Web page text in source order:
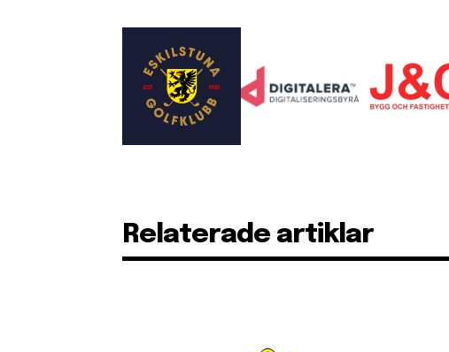
Relaterade artiklar